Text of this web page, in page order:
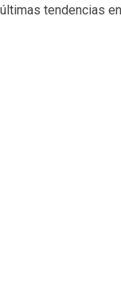
últimas tendencias